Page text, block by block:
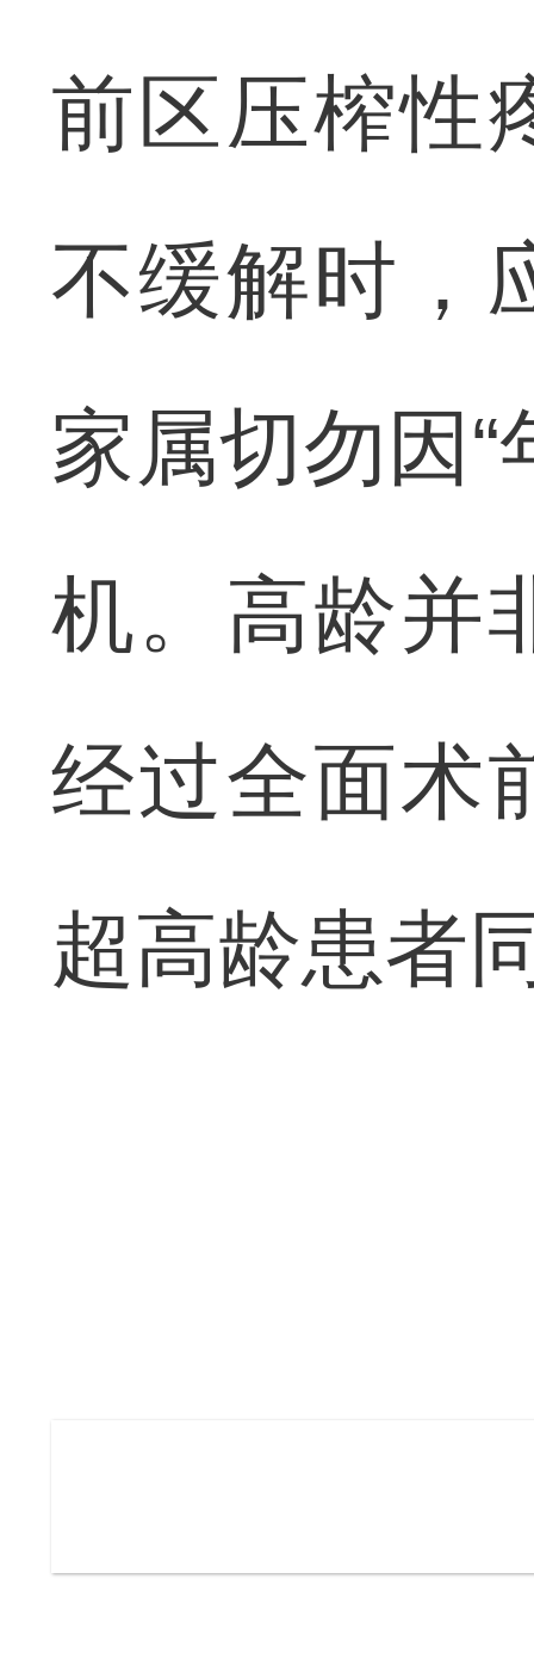
前区压榨性
不缓解时，
家属切勿因
机。高龄并
经过全面术
超高龄患者